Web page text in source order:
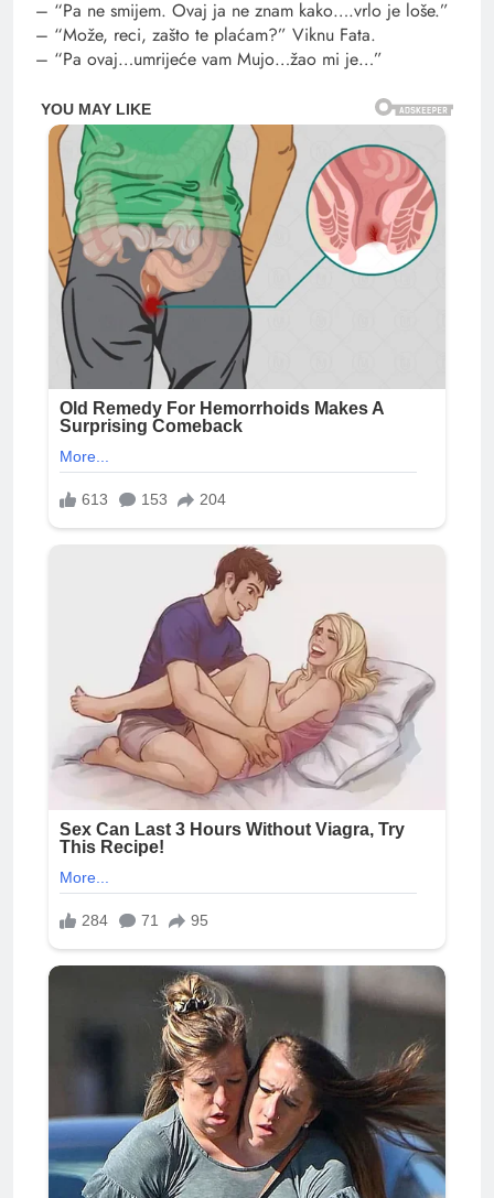
– “Pa ne smijem. Ovaj ja ne znam kako….vrlo je loše.”
– “Može, reci, zašto te plaćam?” Viknu Fata.
– “Pa ovaj…umrijeće vam Mujo…žao mi je…”